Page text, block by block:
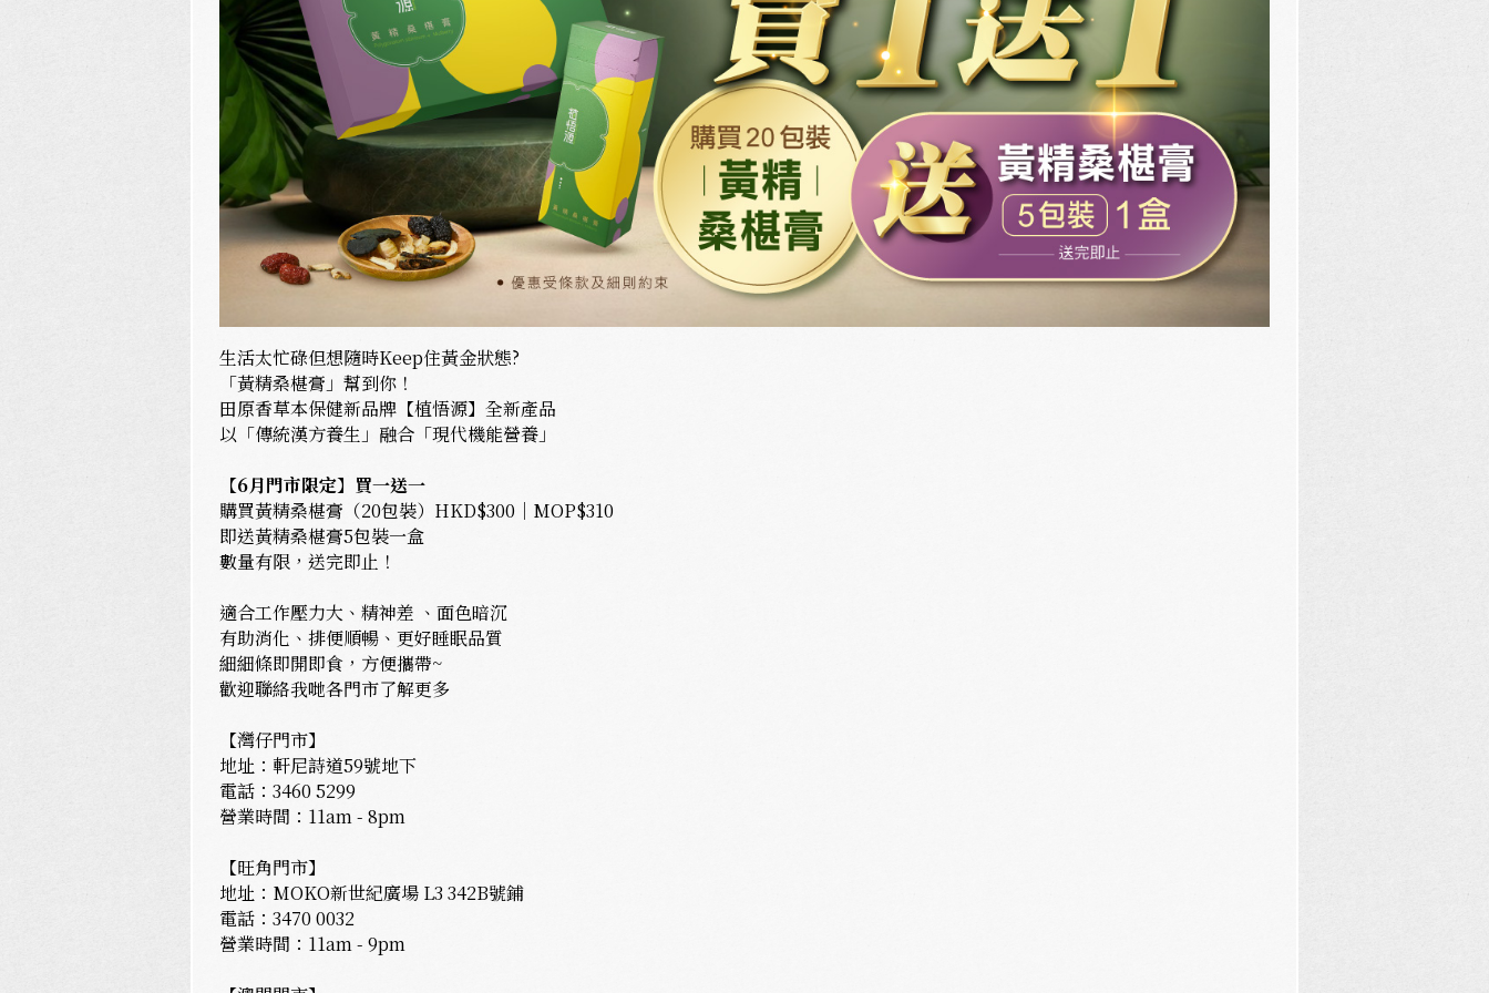
生活太忙碌但想隨時Keep住黃金狀態?
「黃精桑椹膏」幫到你！
田原香草本保健新品牌【植悟源】全新產品
以「傳統漢方養生」融合「現代機能營養」
【6月門市限定】買一送一
購買黃精桑椹膏（20包裝）HKD$300｜MOP$310
即送黃精桑椹膏5包裝一盒
數量有限，送完即止！
適合工作壓力大、精神差 、面色暗沉
有助消化、排便順暢、更好睡眠品質
細細條即開即食，方便攜帶~
歡迎聯絡我哋各門市了解更多
【灣仔門市】
地址：軒尼詩道59號地下
電話：3460 5299
營業時間：11am - 8pm
【旺角門市】
地址：MOKO新世紀廣場 L3 342B號鋪
電話：3470 0032
營業時間：11am - 9pm